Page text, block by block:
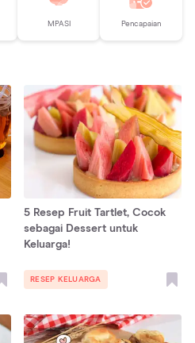
MPASI Pencapaian
5 Resep Fruit Tartlet, Cocok
sebagai Dessert untuk
Keluarga!
RESEP KELUARGA